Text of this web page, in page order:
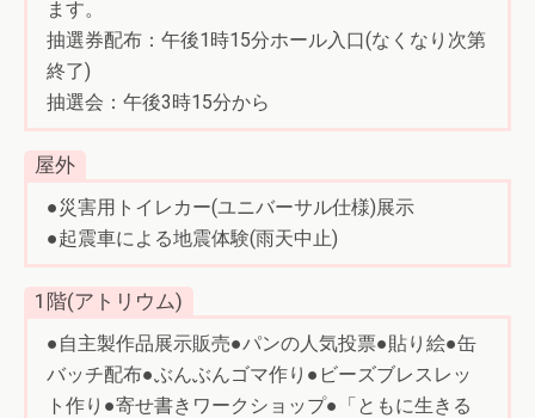
ます。
抽選券配布：午後1時15分ホール入口(なくなり次第
終了)
抽選会：午後3時15分から
屋外
●災害用トイレカー(ユニバーサル仕様)展示
●起震車による地震体験(雨天中止)
1階(アトリウム)
●自主製作品展示販売●パンの人気投票●貼り絵●缶
バッチ配布●ぶんぶんゴマ作り●ビーズブレスレッ
ト作り●寄せ書きワークショップ●「ともに生きる